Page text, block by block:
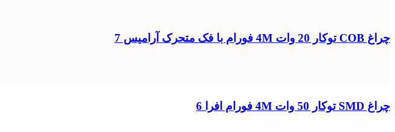
چراغ COB توکار 20 وات 4M فورام با فک متحرک آرامیس 7
چراغ SMD توکار 50 وات 4M فورام افرا 6